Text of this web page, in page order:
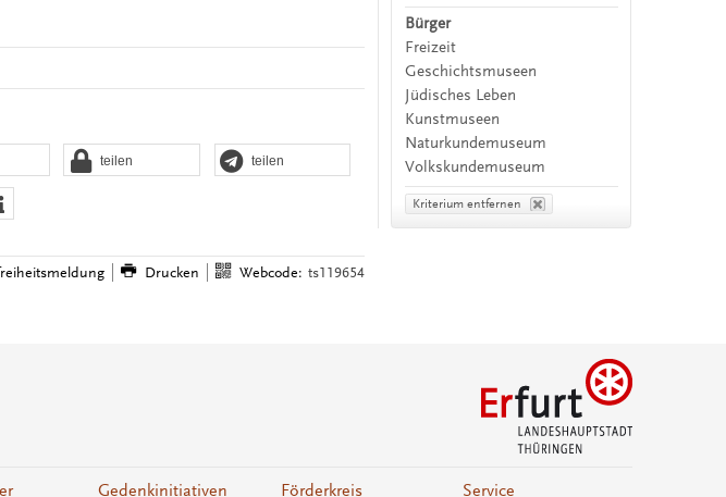
teilen teilen
Drucken Webcode: ts119654
Bürger
Freizeit
Geschichtsmuseen
Jüdisches Leben
Kunstmuseen
Naturkundemuseum
Volkskundemuseum
Kriterium entfernen
Gedenkinitiativen Förderkreis Service